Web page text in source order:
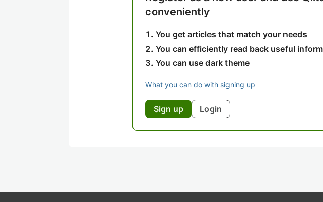
conveniently
You get articles that match your needs
You can efficiently read back useful
You can use dark theme
What you can do with signing up
Sign up Login